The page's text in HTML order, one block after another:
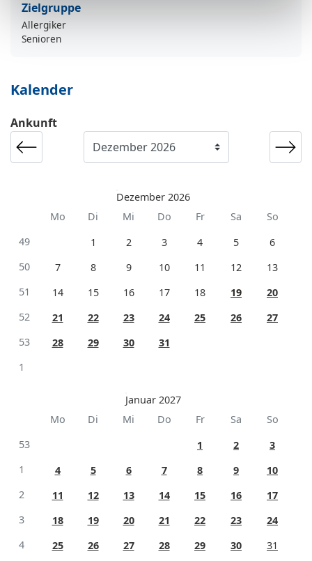
Zielgruppe
Allergiker
Senioren
Kalender
Ankunft
Dezember 2026
Mo
Di Mi Do Fr Sa
So
49
1 2 3 4 5
6
50
7 8 9 10 11 12
13
51
14 15 16 17 18 19
20
52
21 22 23 24 25 26
27
53
28 29 30
31
1
Januar 2027
Mo
Di Mi Do Fr Sa
So
53
1 2
3
1
4 5 6 7 8 9
10
2
11 12 13 14 15 16
17
3
18 19 20 21 22 23
24
4
25 26 27 28 29 30
31